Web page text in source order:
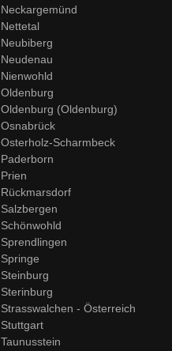
Neckargemünd
Nettetal
Neubiberg
Neudenau
Nienwohld
Oldenburg
Oldenburg (Oldenburg)
Osnabrück
Osterholz-Scharmbeck
Paderborn
Prien
Rückmarsdorf
Salzbergen
Schönwohld
Sprendlingen
Springe
Steinburg
Sterinburg
Strasswalchen - Österreich
Stuttgart
Taunusstein